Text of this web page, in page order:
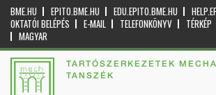
BME.HU EPITO.BME.HU EDU.EPITO.BME.HU
OKTATÓI BELÉPÉS
E-MAIL TELEFONKÖNYV TÉRKÉP
MAGYAR
TARTÓSZERKEZETEK
TANSZÉK